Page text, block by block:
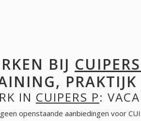
BIJ
PRAKTIJK
IN CUIPERS P:
openstaande aanbiedingen voor